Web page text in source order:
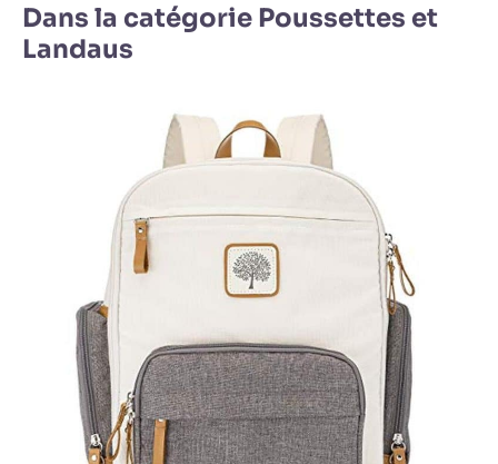
Dans la catégorie Poussettes et
Landaus